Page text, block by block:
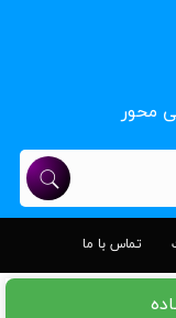
محور
تماس با ما